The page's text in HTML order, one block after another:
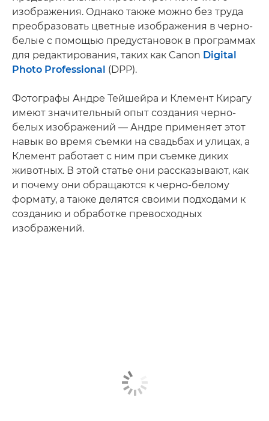
изображения. Однако также можно без труда
преобразовать цветные изображения в черно-
белые с помощью предустановок в программах
для редактирования, таких как Canon Digital
Photo Professional (DPP).
Фотографы Андре Тейшейра и Клемент Кирагу
имеют значительный опыт создания черно-
белых изображений — Андре применяет этот
навык во время съемки на свадьбах и улицах, а
Клемент работает с ним при съемке диких
животных. В этой статье они рассказывают, как
и почему они обращаются к черно-белому
формату, а также делятся своими подходами к
созданию и обработке превосходных
изображений.